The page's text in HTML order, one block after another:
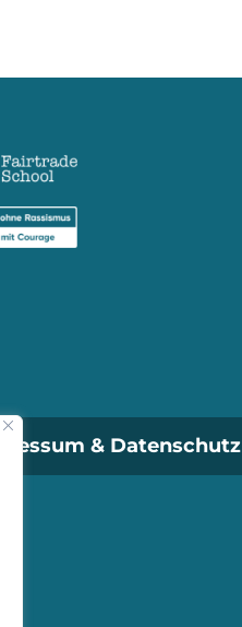
& Datenschutz